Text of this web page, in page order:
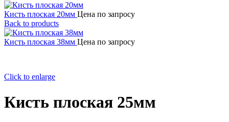
Кисть плоская 20мм Цена по запросу
Back to products
Кисть плоская 38мм Цена по запросу
Click to enlarge
Кисть плоская 25мм